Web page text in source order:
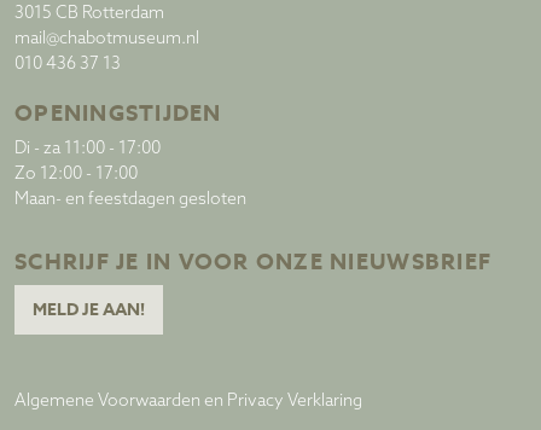
3015 CB Rotterdam
mail@chabotmuseum.nl
010 436 37 13
OPENINGSTIJDEN
Di - za 11:00 - 17:00
Zo 12:00 - 17:00
Maan- en feestdagen gesloten
SCHRIJF JE IN VOOR ONZE NIEUWSBRIEF
MELD JE AAN!
Algemene Voorwaarden en Privacy Verklaring